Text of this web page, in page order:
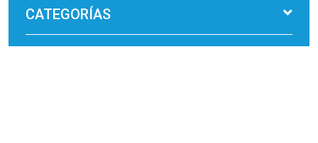
CATEGORÍAS